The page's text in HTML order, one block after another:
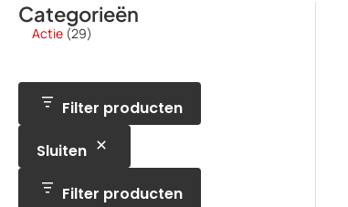
Categorieën
Actie 292
9
d
t
Filter producten
Sluiten
Filter producten